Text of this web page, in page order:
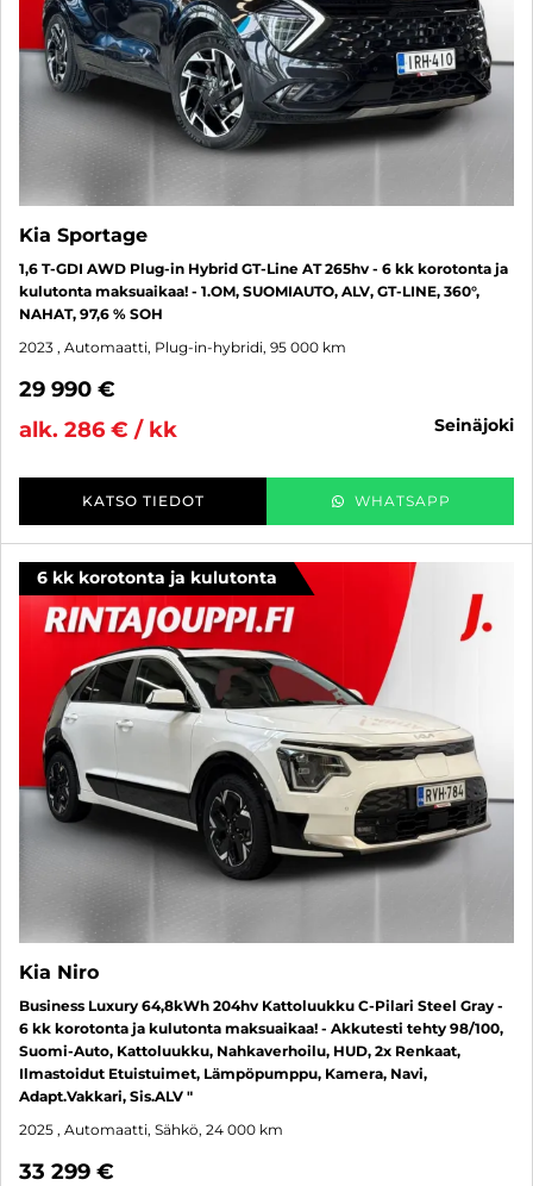
Kia Sportage
1,6 T-GDI AWD Plug-in Hybrid GT-Line AT 265hv - 6 kk korotonta ja
kulutonta maksuaikaa! - 1.OM, SUOMIAUTO, ALV, GT-LINE, 360°,
NAHAT, 97,6 % SOH
2023 , Automaatti, Plug-in-hybridi, 95 000 km
29 990 €
alk. 286 € / kk
seinäjoki
KATSO TIEDOT WHATSAPP
6 kk korotonta ja kulutonta
Kia Niro
Business Luxury 64,8kWh 204hv Kattoluukku C-Pilari Steel Gray -
6 kk korotonta ja kulutonta maksuaikaa! - Akkutesti tehty 98/100,
Suomi-Auto, Kattoluukku, Nahkaverhoilu, HUD, 2x Renkaat,
Ilmastoidut Etuistuimet, Lämpöpumppu, Kamera, Navi,
Adapt.Vakkari, Sis.ALV "
2025 , Automaatti, Sähkö, 24 000 km
33 299 €